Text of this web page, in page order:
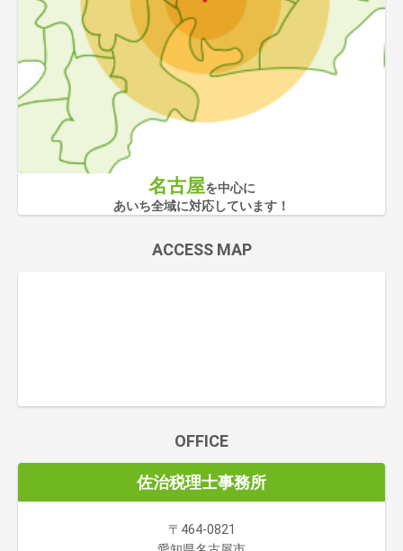
名古屋を中心に
あいち全域に対応しています！
ACCESS MAP
OFFICE
佐治税理士事務所
〒464-0821